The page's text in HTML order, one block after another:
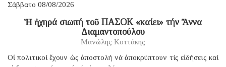
Σάββατο 08/08/2026
Ἡ ἠχηρά σιωπή τοῦ ΠΑΣΟΚ «καίει» τήν Ἄννα
Διαμαντοπούλου
Μανώλης Κοττάκης
Οἱ πολιτικοί ἔχουν ὡς ἀποστολή νά ἀποκρύπτουν τίς εἰδήσεις καί